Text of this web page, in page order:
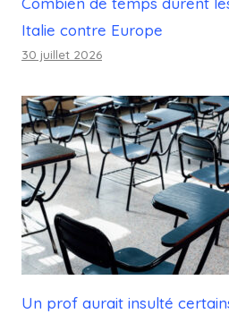
Italie contre Europe
30 juillet 2026
Un prof aurait insulté